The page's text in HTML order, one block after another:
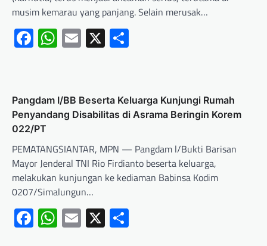
musim kemarau yang panjang. Selain merusak…
Facebook
WhatsApp
Email
X
Pangdam I/BB Beserta Keluarga Kunjungi Rumah
Penyandang Disabilitas di Asrama Beringin Korem
022/PT
PEMATANGSIANTAR, MPN — Pangdam l/Bukti Barisan
Mayor Jenderal TNI Rio Firdianto beserta keluarga,
melakukan kunjungan ke kediaman Babinsa Kodim
0207/Simalungun…
Facebook
WhatsApp
Email
X